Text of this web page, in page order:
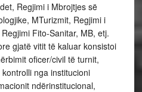
Regjimi i Mbrojtjes së
MTurizmit, Regjimi i
Fito-Sanitar, MB, etj.
gjatë vitit të kaluar konsistoi
oficer/civil të turnit,
nga institucioni
ndërinstitucional,